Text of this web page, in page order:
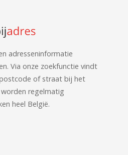
adresseninformatie
Via onze zoekfunctie vindt
of straat bij het
regelmatig
heel België.